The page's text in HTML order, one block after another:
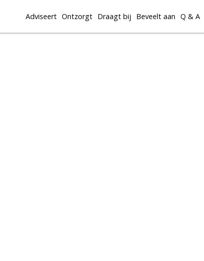
Adviseert Ontzorgt Draagt bij Beveelt aan Q & A